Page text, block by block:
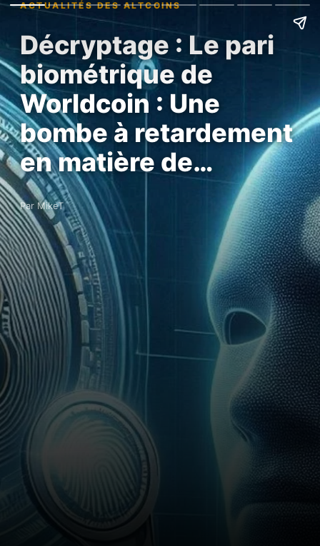
ACTUALITÉS DES ALTCOINS
Décryptage : Le pari
biométrique de
Worldcoin : Une
bombe à retardement
en matière de…
Par MikeT